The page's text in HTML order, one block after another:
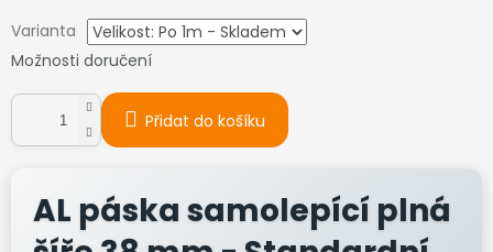
Varianta
Možnosti doručení
Přidat do košíku
AL páska samolepící plná